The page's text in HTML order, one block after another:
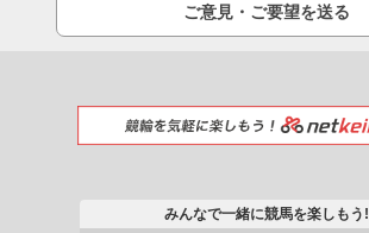
ご意見・ご要望を送る
みんなで一緒に競馬を楽しもう!